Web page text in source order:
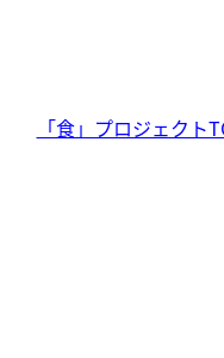
「食」プロジェクト